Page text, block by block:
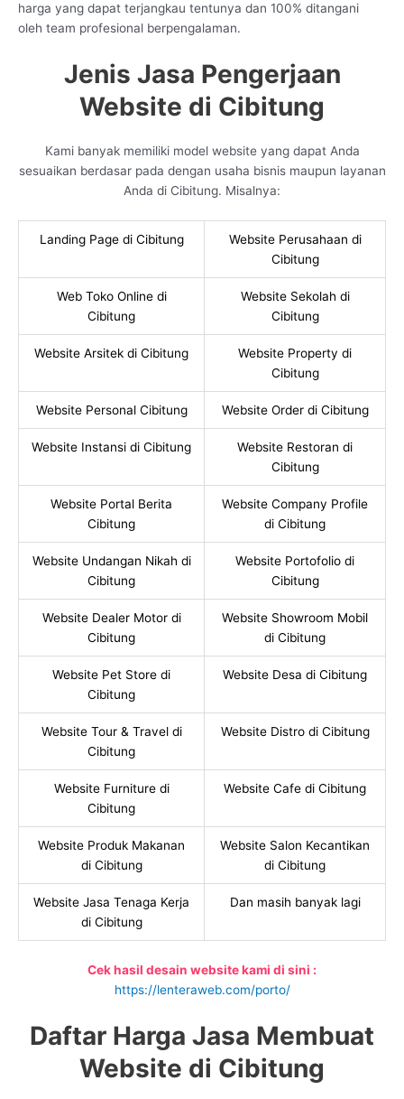
harga yang dapat terjangkau tentunya dan 100% ditangani
oleh team profesional berpengalaman.
Jenis Jasa Pengerjaan
Website di Cibitung
Kami banyak memiliki model website yang dapat Anda
sesuaikan berdasar pada dengan usaha bisnis maupun layanan
Anda di Cibitung. Misalnya:
Landing Page di Cibitung
Website Perusahaan di
Cibitung
Web Toko Online di
Cibitung
Website Sekolah di
Cibitung
Website Arsitek di Cibitung
Website Property di
Cibitung
Website Personal Cibitung Website Order di Cibitung
Website Instansi di Cibitung
Website Restoran di
Cibitung
Website Portal Berita
Cibitung
Website Company Profile
di Cibitung
Website Undangan Nikah di
Cibitung
Website Portofolio di
Cibitung
Website Dealer Motor di
Cibitung
Website Showroom Mobil
di Cibitung
Website Pet Store di
Cibitung
Website Desa di Cibitung
Website Tour & Travel di
Cibitung
Website Distro di Cibitung
Website Furniture di
Cibitung
Website Cafe di Cibitung
Website Produk Makanan
di Cibitung
Website Salon Kecantikan
di Cibitung
Website Jasa Tenaga Kerja
di Cibitung
Dan masih banyak lagi
Cek hasil desain website kami di sini :
https://lenteraweb.com/porto/
Daftar Harga Jasa Membuat
Website di Cibitung